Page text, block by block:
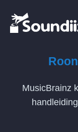
Roon
MusicBrainz